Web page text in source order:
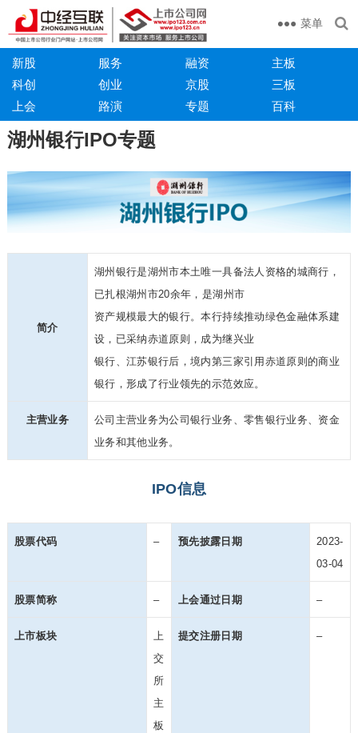
菜单
新股 服务 融资
主板
科创
创业 京股
三板
上会
路演 专题 百科
湖州银行IPO专题
简介
湖州银行是湖州市本土唯一具备法人资格的城商行，
已扎根湖州市20余年，是湖州市
资产规模最大的银行。本行持续推动绿色金融体系建
设，已采纳赤道原则，成为继兴业
银行、江苏银行后，境内第三家引用赤道原则的商业
银行，形成了行业领先的示范效应。
主营业务
公司主营业务为公司银行业务、零售银行业务、资金
业务和其他业务。
IPO信息
股票代码 – 预先披露日期
2023-
03-04
股票简称 – 上会通过日期 –
上市板块
上
交
所
主
板
提交注册日期 –